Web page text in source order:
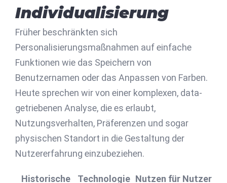
Individualisierung
Früher beschränkten sich
Personalisierungsmaßnahmen auf einfache
Funktionen wie das Speichern von
Benutzernamen oder das Anpassen von Farben.
Heute sprechen wir von einer komplexen, data-
getriebenen Analyse, die es erlaubt,
Nutzungsverhalten, Präferenzen und sogar
physischen Standort in die Gestaltung der
Nutzererfahrung einzubeziehen.
Historische
Technologie Nutzen für Nutzer